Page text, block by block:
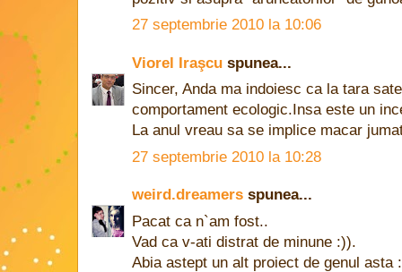
27 septembrie 2010 la 10:06
Viorel Iraşcu spunea...
Sincer, Anda ma indoiesc ca la tara
comportament ecologic.Insa este un
La anul vreau sa se implice macar
27 septembrie 2010 la 10:28
weird.dreamers spunea...
Pacat ca n`am fost..
Vad ca v-ati distrat de minune :)).
Abia astept un alt proiect de genul asta